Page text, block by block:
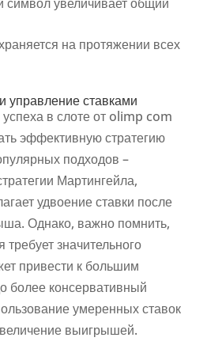
на протяжении всех
управление ставками
в слоте от olimp com
эффективную стратегию
подходов –
Мартингейла,
удвоение ставки после
Однако, важно помнить,
требует значительного
привести к большим
более консервативный
умеренных ставок
выигрышей.